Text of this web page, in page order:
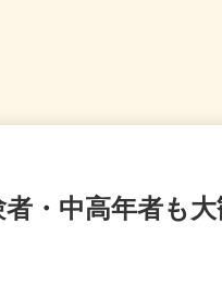
・中高年者も